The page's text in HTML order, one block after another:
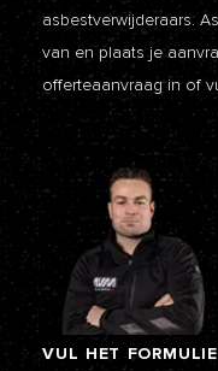
asbestverwijderaars.
van en plaats je
offerteaanvraagin of
VUL HET